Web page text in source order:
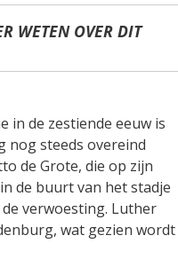
WETEN OVER DIT
in de zestiende eeuw is
nog steeds overeind
de Grote, die op zijn
de buurt van het stadje
verwoesting. Luther
wat gezien wordt